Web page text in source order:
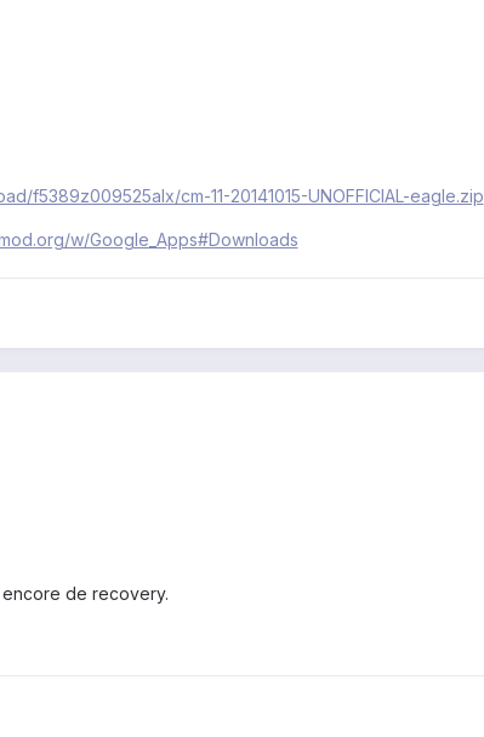
f5389z009525alx/cm-11-20141015-UNOFFICIAL-eagle.zip
w/Google_Apps#Downloads
encore de recovery.